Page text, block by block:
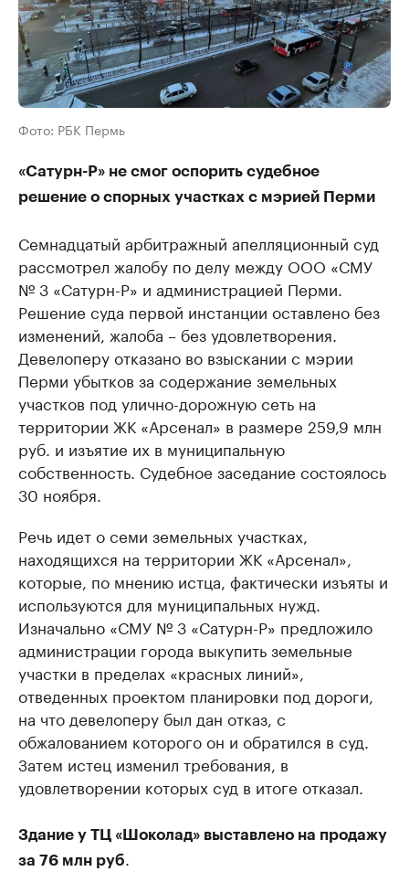
Фото: РБК Пермь
«Сатурн-Р» не смог оспорить судебное
решение о спорных участках с мэрией Перми
Семнадцатый арбитражный апелляционный суд
рассмотрел жалобу по делу между ООО «СМУ
№ 3 «Сатурн-Р» и администрацией Перми.
Решение суда первой инстанции оставлено без
изменений, жалоба – без удовлетворения.
Девелоперу отказано во взыскании с мэрии
Перми убытков за содержание земельных
участков под улично-дорожную сеть на
территории ЖК «Арсенал» в размере 259,9 млн
руб. и изъятие их в муниципальную
собственность. Судебное заседание состоялось
30 ноября.
Речь идет о семи земельных участках,
находящихся на территории ЖК «Арсенал»,
которые, по мнению истца, фактически изъяты и
используются для муниципальных нужд.
Изначально «СМУ № 3 «Сатурн-Р» предложило
администрации города выкупить земельные
участки в пределах «красных линий»,
отведенных проектом планировки под дороги,
на что девелоперу был дан отказ, с
обжалованием которого он и обратился в суд.
Затем истец изменил требования, в
удовлетворении которых суд в итоге отказал.
Здание у ТЦ «Шоколад» выставлено на продажу
за 76 млн руб